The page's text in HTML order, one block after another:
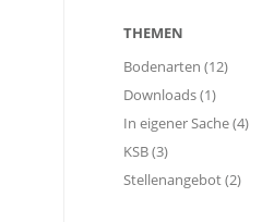
THEMEN
Bodenarten (12)
Downloads(1)
In eigener Sache(4)
KSB(3)
Stellenangebot(2)